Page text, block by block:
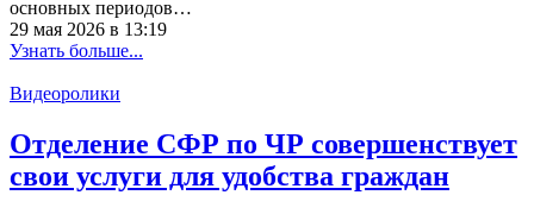
основных периодов…
29 мая 2026 в 13:19
Узнать больше...
Видеоролики
Отделение СФР по ЧР совершенствует
свои услуги для удобства граждан